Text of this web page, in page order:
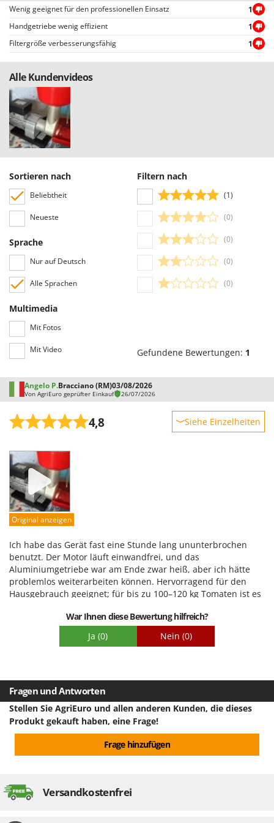
Santos
Sbaraglia
Schnitzer
Seven Italy
Shark
Shindaiwa
Silky
Simatech
Skil
Smartwood
Solidur
Spice Electronics
Spiralmac
Stiga
Sunseeker
T
Tecla
Tellarini Pompe
Telwin
Tenco
Tineco
Tornado
Tre Spade
Trev - Abrek - TecnoVIR
Troy-Bilt
Unger
V
Verdemax
Vesco
Volpi
W
Waldner
Wenig geeignet für den professionellen Einsatz
1
Handgetriebe wenig effizient
1
Filtergröße verbesserungsfähig
1
Alle Kundenvideos
Sortieren nach
Beliebtheit
Neueste
Sprache
Nur auf Deutsch
Alle Sprachen
Multimedia
Mit Fotos
Mit Video
Filtern nach
(1)
(0)
(0)
(0)
(0)
Gefundene Bewertungen: 1
Angelo P.Bracciano (RM)03/08/2026
Von AgriEuro geprüfter Einkauf 26/07/2026
4,8 Siehe Einzelheiten
Leistung
Benutzerfreundlichkeit
Qualität / Preis
Schwierigkeitsgrad Zusammenbau
Original anzeigen
Ich habe das Gerät fast eine Stunde lang ununterbrochen
benutzt. Der Motor läuft einwandfrei, und das
Aluminiumgetriebe war am Ende zwar heiß, aber ich hätte
problemlos weiterarbeiten können. Hervorragend für den
Hausgebrauch geeignet; für bis zu 100–120 kg Tomaten ist es
Insgesamt gute Qualität.War Ihnen diese Bewertung hilfreich?
Ja (0) Nein (0)
Fragen und Antworten
Stellen Sie AgriEuro und allen anderen Kunden, die dieses
Produkt gekauft haben, eine Frage!
Frage hinzufügen
Versandkostenfrei